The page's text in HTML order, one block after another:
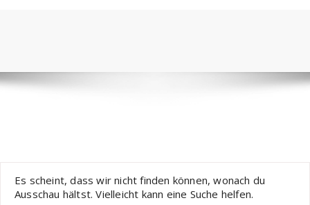
Es scheint, dass wir nicht finden können, wonach du
Ausschau hältst. Vielleicht kann eine Suche helfen.